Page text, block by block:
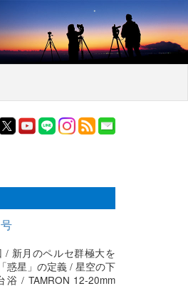
/ 新月のペルセ群極大を
惑星」の定義 / 星空の下
/ TAMRON 12-20mm